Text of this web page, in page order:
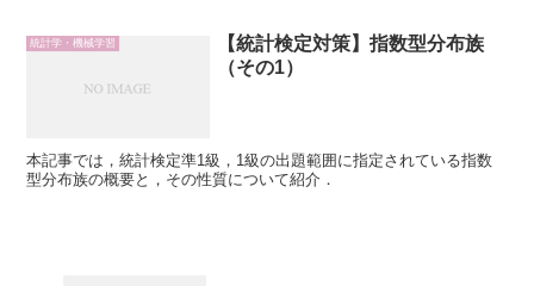
統計学・機械学習
【統計検定対策】指数型分布族
（その1）
本記事では，統計検定準1級，1級の出題範囲に指定されている指数
型分布族の概要と，その性質について紹介．